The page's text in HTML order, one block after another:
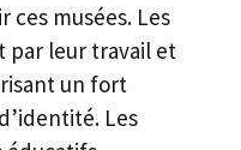
ces musées. Les
par leur travail et
un fort
Les